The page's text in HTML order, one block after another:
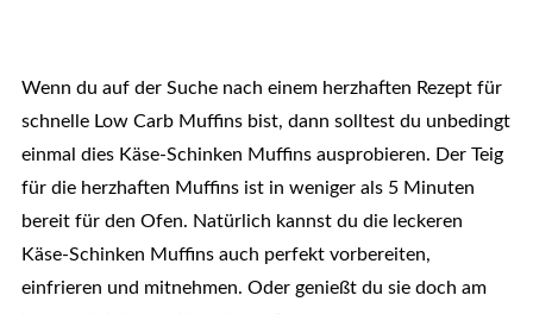
Wenn du auf der Suche nach einem herzhaften Rezept für
schnelle Low Carb Muffins bist, dann solltest du unbedingt
einmal dies Käse-Schinken Muffins ausprobieren. Der Teig
für die herzhaften Muffins ist in weniger als 5 Minuten
bereit für den Ofen. Natürlich kannst du die leckeren
Käse-Schinken Muffins auch perfekt vorbereiten,
einfrieren und mitnehmen. Oder genießt du sie doch am